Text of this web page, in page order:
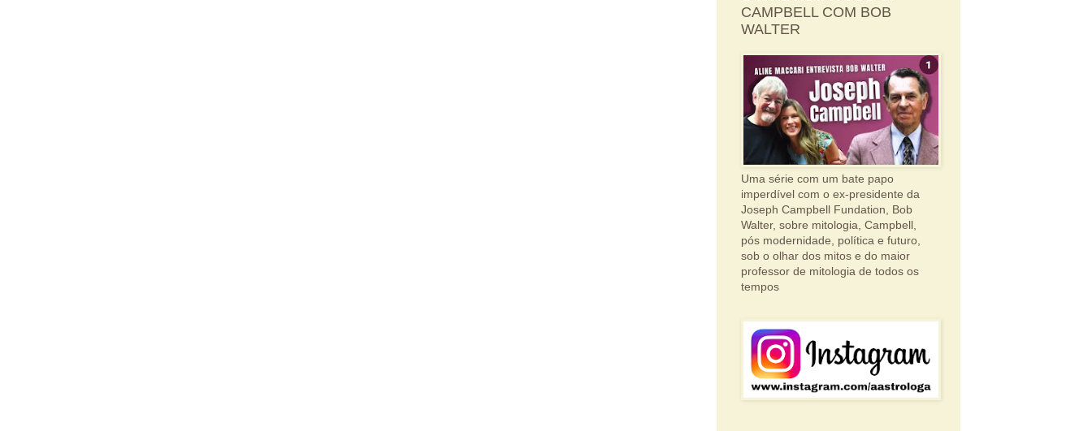
CAMPBELL COM BOB
WALTER
Uma série com um bate papo
imperdível com o ex-presidente da
Joseph Campbell Fundation, Bob
Walter, sobre mitologia, Campbell,
pós modernidade, política e futuro,
sob o olhar dos mitos e do maior
professor de mitologia de todos os
tempos